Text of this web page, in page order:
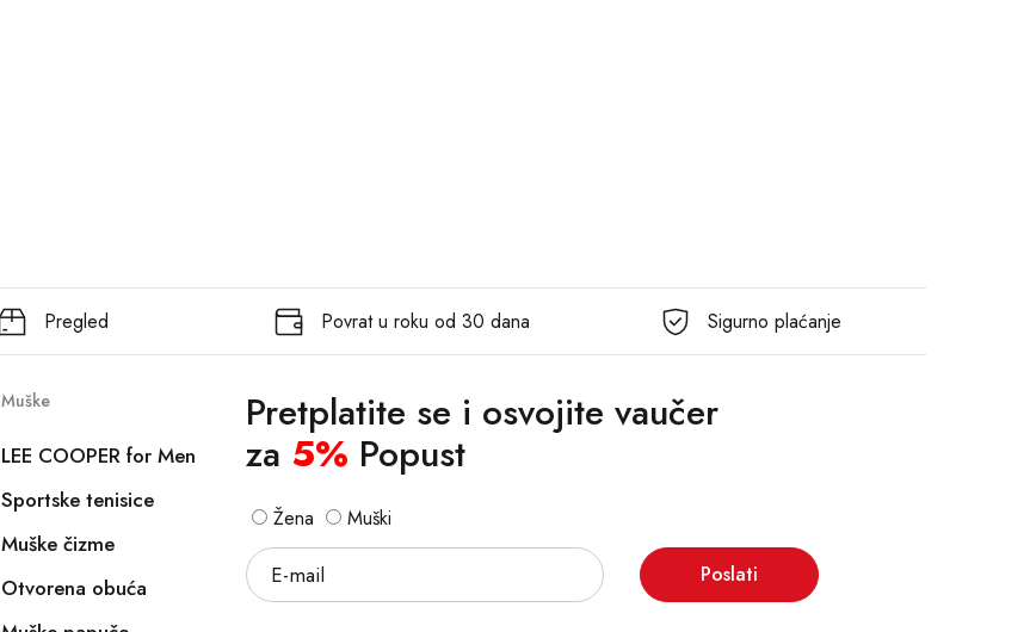
Pregled Povrat u roku od 30 dana Sigurno plaćanje
Muške
LEE COOPER for Men
Sportske tenisice
Muške čizme
Otvorena obuća
Pretplatite se i osvojite vaučer
za 5% Popust
Žena Muški
Poslati